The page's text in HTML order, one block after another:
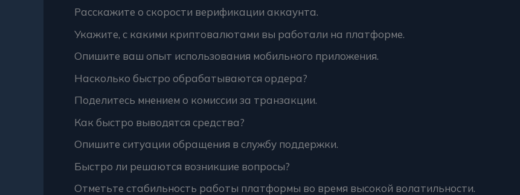
Расскажите о скорости верификации аккаунта.
Укажите, с какими криптовалютами вы работали на платформе.
Опишите ваш опыт использования мобильного приложения.
Насколько быстро обрабатываются ордера?
Поделитесь мнением о комиссии за транзакции.
Как быстро выводятся средства?
Опишите ситуации обращения в службу поддержки.
Быстро ли решаются возникшие вопросы?
Отметьте стабильность работы платформы во время высокой волатильности.